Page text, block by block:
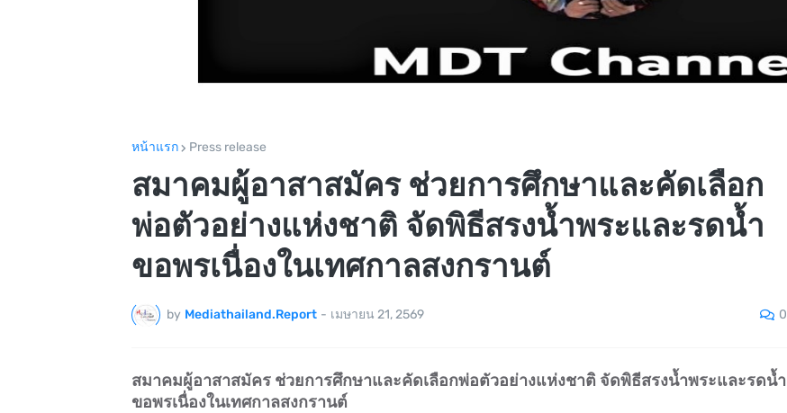
หน้าแรก Press release
สมาคมผู้อาสาสมัคร ช่วยการศึกษาและคัดเลือก
พ่อตัวอย่างแห่งชาติ จัดพิธีสรงน้ำพระและรดน้ำ
ขอพรเนื่องในเทศกาลสงกรานต์
by Mediathailand.Report - เมษายน 21, 2569 0
สมาคมผู้อาสาสมัคร ช่วยการศึกษาและคัดเลือกพ่อตัวอย่างแห่งชาติ จัดพิธีสรงน้ำพระและรดน้ำ
ขอพรเนื่องในเทศกาลสงกรานต์